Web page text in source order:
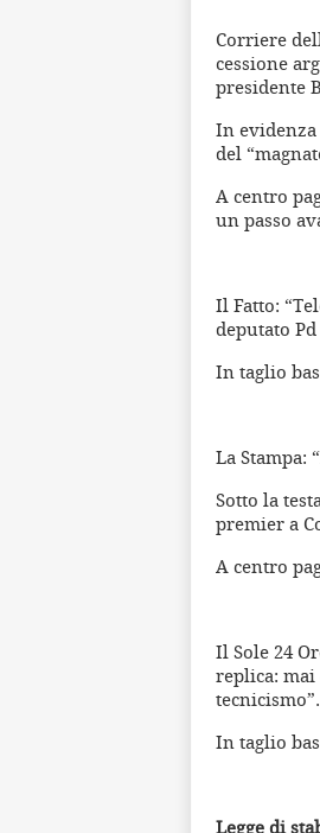
Corriere
cessione
presidente
In evidenza
del
A centro
un passo
Il Fatto:
deputato
In taglio
La Stampa:
Sotto la
premier a
A centro
Il Sole 24
replica:
tecnicismo”.
In taglio
Legge di